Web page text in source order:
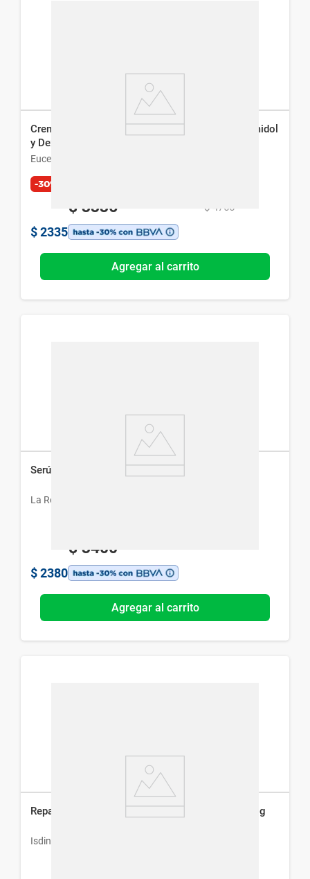
Crema de Noche Eucerin Anti-Pigment con Thiamidol
y Dexpantenol x 50 ml
Eucerin
-30%
$ 3336 $ 4766
$ 2335
Agregar al carrito
Serúm Facial La Roche-Posay Effaclar x 30 ml
La Roche-Posay
$ 3400
$ 2380
Agregar al carrito
Reparador Labial Isdin con Ácido Hialurónico x 4 g
Isdin